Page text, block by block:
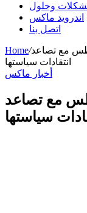
وحلول
اندرويد ماكس
اتصل بنا
Home/مع تصاعد
انتقادات سياستها
أخبار ماكس
مع تصاعد
سياستها